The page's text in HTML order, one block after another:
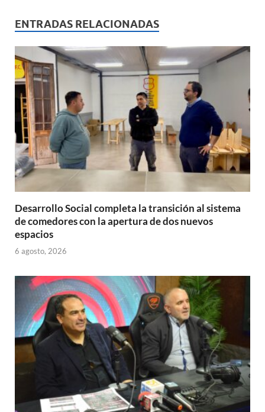
s
A
p
p
b
o
o
p
ar
ti
r
ENTRADAS RELACIONADAS
Desarrollo Social completa la transición al sistema
de comedores con la apertura de dos nuevos
espacios
6 agosto, 2026